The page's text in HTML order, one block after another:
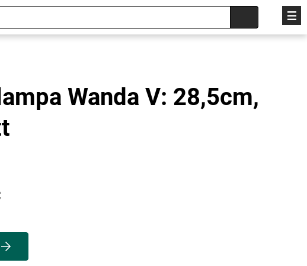
Wanda V: 28,5cm,